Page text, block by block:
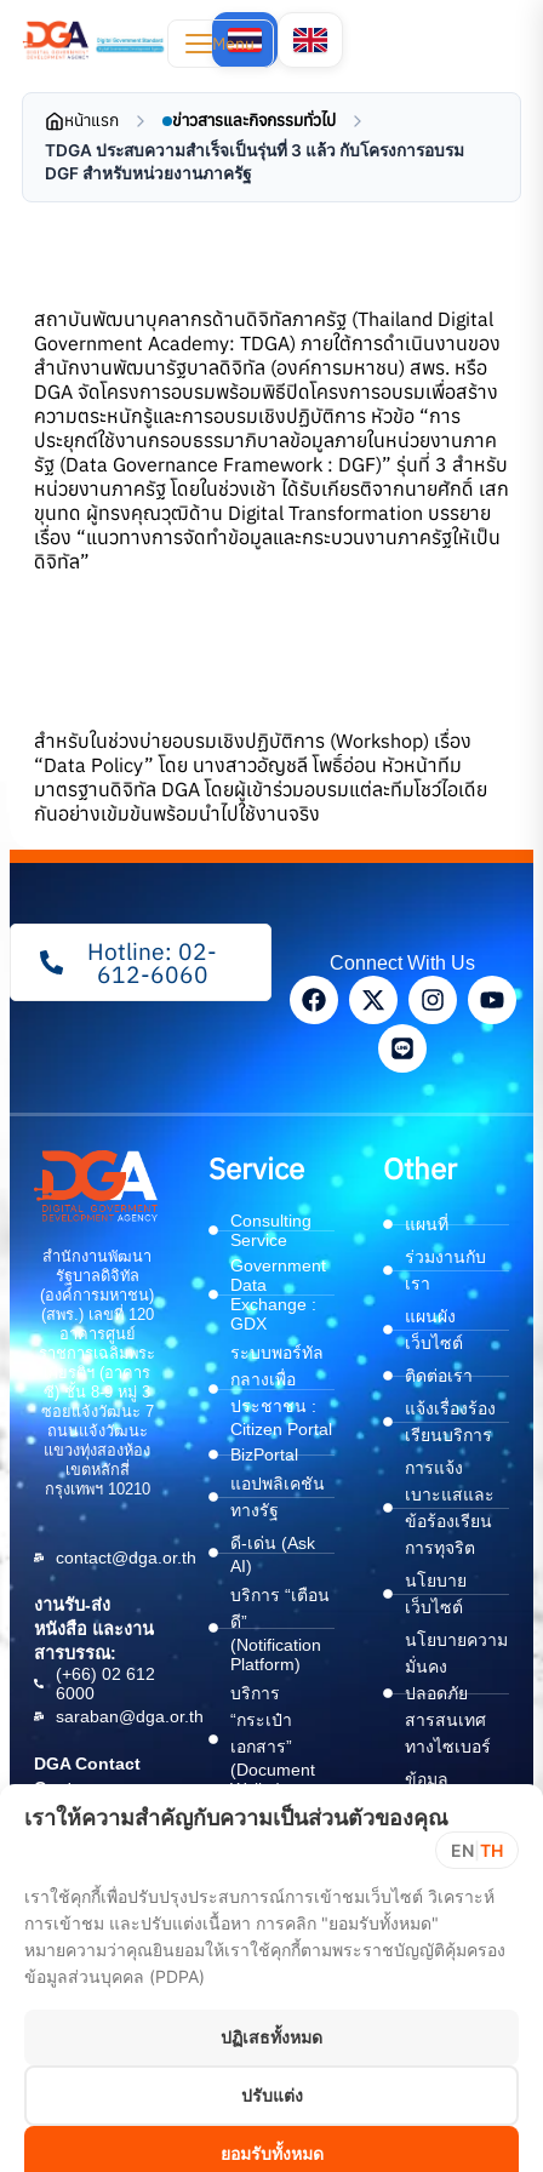
Menu
หน้าแรก ข่าวสารและกิจกรรมทั่วไป
TDGA ประสบความสำเร็จเป็นรุ่นที่ 3 แล้ว กับโครงการอบรม
DGF สำหรับหน่วยงานภาครัฐ
สถาบันพัฒนาบุคลากรด้านดิจิทัลภาครัฐ (Thailand Digital
Government Academy: TDGA) ภายใต้การดำเนินงานของ
สำนักงานพัฒนารัฐบาลดิจิทัล (องค์การมหาชน) สพร. หรือ
DGA จัดโครงการอบรมพร้อมพิธีปิดโครงการอบรมเพื่อสร้าง
ความตระหนักรู้และการอบรมเชิงปฏิบัติการ หัวข้อ “การ
ประยุกต์ใช้งานกรอบธรรมาภิบาลข้อมูลภายในหน่วยงานภาค
รัฐ (Data Governance Framework : DGF)” รุ่นที่ 3 สำหรับ
หน่วยงานภาครัฐ โดยในช่วงเช้า ได้รับเกียรติจากนายศักดิ์ เสก
ขุนทด ผู้ทรงคุณวุฒิด้าน Digital Transformation บรรยาย
เรื่อง “แนวทางการจัดทำข้อมูลและกระบวนงานภาครัฐให้เป็น
ดิจิทัล”
สำหรับในช่วงบ่ายอบรมเชิงปฏิบัติการ (Workshop) เรื่อง
“Data Policy” โดย นางสาวอัญชลี โพธิ์อ่อน หัวหน้าทีม
มาตรฐานดิจิทัล DGA โดยผู้เข้าร่วมอบรมแต่ละทีมโชว์ไอเดีย
กันอย่างเข้มข้นพร้อมนำไปใช้งานจริง
Hotline: 02-
612-6060 Connect With Us
สำนักงานพัฒนา
รัฐบาลดิจิทัล
(องค์การมหาชน)
(สพร.) เลขที่ 120
อาคารศูนย์
ราชการเฉลิมพระ
เกียรติฯ (อาคาร
ซี) ชั้น 8-9 หมู่ 3
ซอยแจ้งวัฒนะ 7
ถนนแจ้งวัฒนะ
แขวงทุ่งสองห้อง
เขตหลักสี่
กรุงเทพฯ 10210
contact@dga.or.th
งานรับ-ส่ง
หนังสือ และงาน
สารบรรณ:
(+66) 02 612
6000
saraban@dga.or.th
DGA Contact
Center:
(+66) 02 612
6060
Service
Consulting
Service
Government
Data
Exchange :
GDX
ระบบพอร์ทัล
กลางเพื่อ
ประชาชน :
Citizen Portal
BizPortal
แอปพลิเคชัน
ทางรัฐ
ดี-เด่น (Ask
AI)
บริการ “เตือน
ดี”
(Notification
Platform)
บริการ
“กระเป๋า
เอกสาร”
(Document
Wallet)
Other
แผนที่
ร่วมงานกับ
เรา
แผนผัง
เว็บไซต์
ติดต่อเรา
แจ้งเรื่องร้อง
เรียนบริการ
การแจ้ง
เบาะแสและ
ข้อร้องเรียน
การทุจริต
นโยบาย
เว็บไซต์
นโยบายความ
มั่นคง
ปลอดภัย
สารสนเทศ
ทางไซเบอร์
ข้อมูล
ปฏิบัติตาม
พ.ร.บ. การ
ปฏิบัติราชการ
ทาง
อิเล็กทรอนิกส์
พ.ศ. 2565
All rights reserved 2025. Digital Government Development Agency
เราให้ความสำคัญกับความเป็นส่วนตัวของคุณ
EN TH
เราใช้คุกกี้เพื่อปรับปรุงประสบการณ์การเข้าชมเว็บไซต์ วิเคราะห์
การเข้าชม และปรับแต่งเนื้อหา การคลิก "ยอมรับทั้งหมด"
หมายความว่าคุณยินยอมให้เราใช้คุกกี้ตามพระราชบัญญัติคุ้มครอง
ข้อมูลส่วนบุคคล (PDPA)
ปฏิเสธทั้งหมด
ปรับแต่ง
ยอมรับทั้งหมด